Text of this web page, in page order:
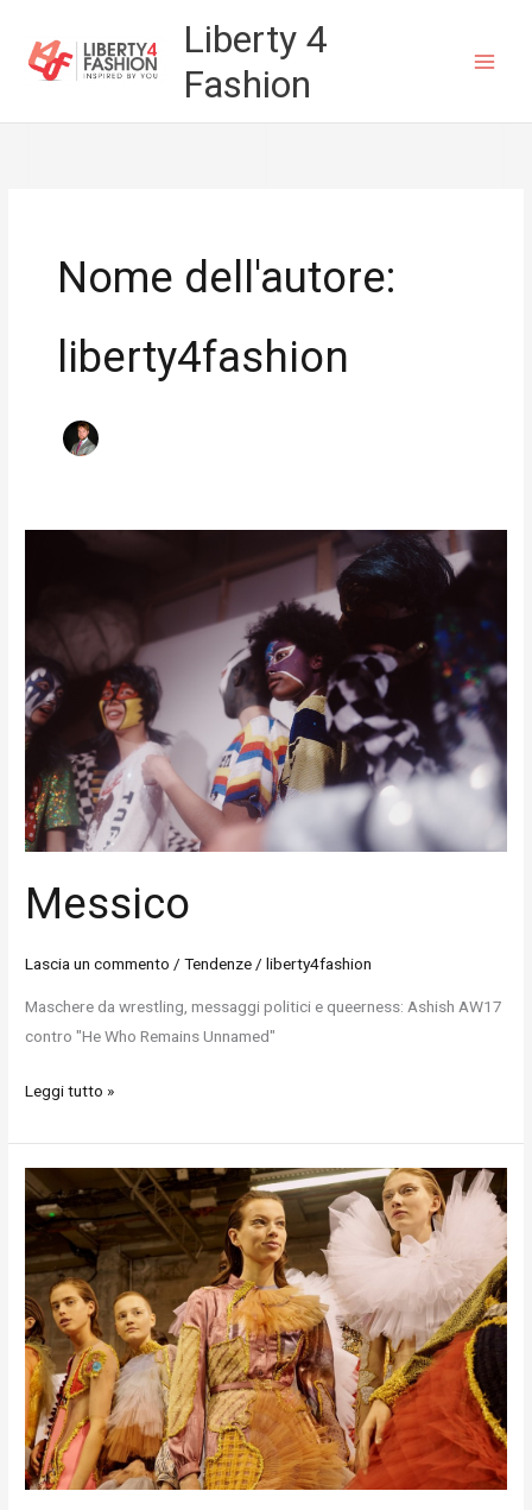
contenuto
Liberty 4
Fashion
Nome dell'autore:
liberty4fashion
Messico
Lascia un commento /Tendenze/liberty4fashion
Maschere da wrestling, messaggi politici e queerness: Ashish AW17
contro "He Who Remains Unnamed"
Leggi tutto »
Patchwork